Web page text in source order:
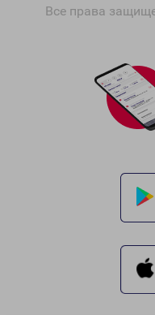
Все права